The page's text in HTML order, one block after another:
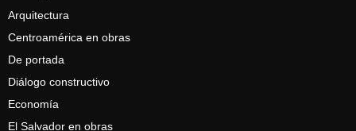
Arquitectura
Centroamérica en obras
De portada
Diálogo constructivo
Economía
El Salvador en obras